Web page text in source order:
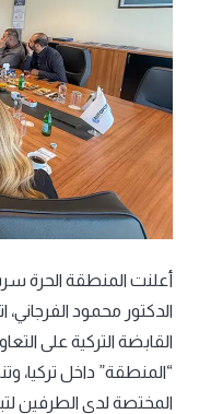
أعلنت المنطقة الحرة
الدكتور محمود
القابضة التركية على
“المنطقة” داخل تركيا،
المختصة لدى الطرفين